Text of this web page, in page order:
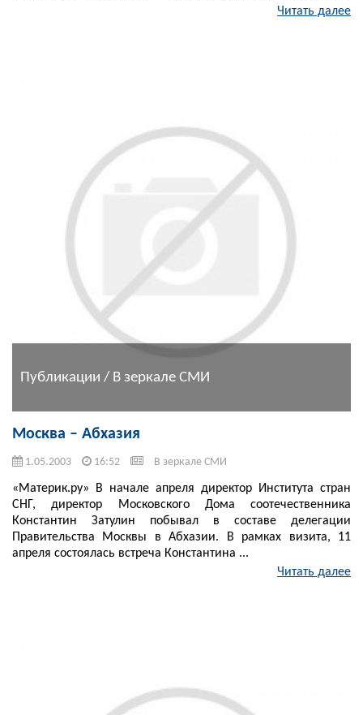
Читать далее
Публикации / В зеркале СМИ
Москва – Абхазия
1.05.2003 16:52 В зеркале СМИ
«Материк.ру» В начале апреля директор Института стран
СНГ, директор Московского Дома соотечественника
Константин Затулин побывал в составе делегации
Правительства Москвы в Абхазии. В рамках визита, 11
апреля состоялась встреча Константина ...
Читать далее